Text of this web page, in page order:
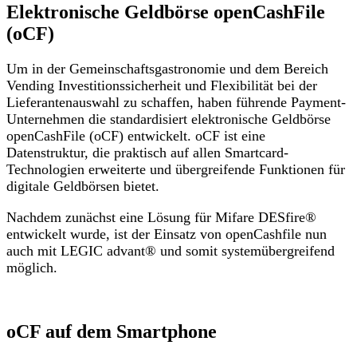
Elektronische Geldbörse openCashFile
(oCF)
Um in der Gemeinschaftsgastronomie und dem Bereich
Vending Investitionssicherheit und Flexibilität bei der
Lieferantenauswahl zu schaffen, haben führende Payment-
Unternehmen die standardisiert elektronische Geldbörse
openCashFile (oCF) entwickelt. oCF ist eine
Datenstruktur, die praktisch auf allen Smartcard-
Technologien erweiterte und übergreifende Funktionen für
digitale Geldbörsen bietet.
Nachdem zunächst eine Lösung für Mifare DESfire®
entwickelt wurde, ist der Einsatz von openCashfile nun
auch mit LEGIC advant® und somit systemübergreifend
möglich.
oCF auf dem Smartphone